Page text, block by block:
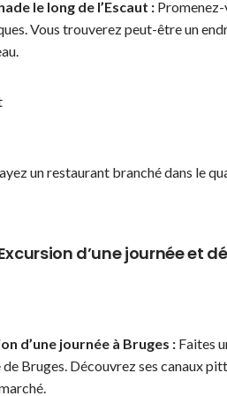
le long de l’Escaut : Promenez-
Vous trouverez peut-être un
un restaurant branché dans le
d’une journée et
d’une journée à Bruges : Faites
Bruges. Découvrez ses canaux